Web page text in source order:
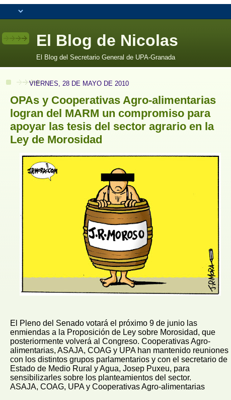
El Blog de Nicolas
El Blog del Secretario General de UPA-Granada
VIERNES, 28 DE MAYO DE 2010
OPAs y Cooperativas Agro-alimentarias
logran del MARM un compromiso para
apoyar las tesis del sector agrario en la
Ley de Morosidad
El Pleno del Senado votará el próximo 9 de junio las
enmiendas a la Proposición de Ley sobre Morosidad, que
posteriormente volverá al Congreso. Cooperativas Agro-
alimentarias, ASAJA, COAG y UPA han mantenido reuniones
con los distintos grupos parlamentarios y con el secretario de
Estado de Medio Rural y Agua, Josep Puxeu, para
sensibilizarles sobre los planteamientos del sector.
ASAJA, COAG, UPA y Cooperativas Agro-alimentarias